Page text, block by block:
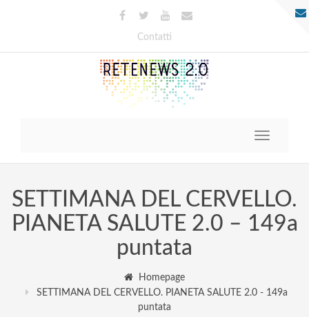
Contatti
Toggle
SETTIMANA DEL CERVELLO.
PIANETA SALUTE 2.0 – 149a
puntata
Homepage
SETTIMANA DEL CERVELLO. PIANETA SALUTE 2.0 - 149a
puntata